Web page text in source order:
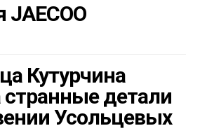
JAECOO
Кутурчина
странные детали
Усольцевых